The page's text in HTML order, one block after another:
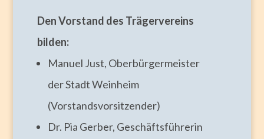
Den Vorstand des Trägervereins
bilden:
Manuel Just, Oberbürgermeister
der Stadt Weinheim
(Vorstandsvorsitzender)
Dr. Pia Gerber, Geschäftsführerin